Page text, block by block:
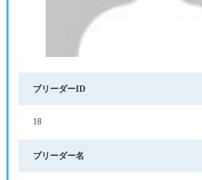
ブリーダーID
18
ブリーダー名